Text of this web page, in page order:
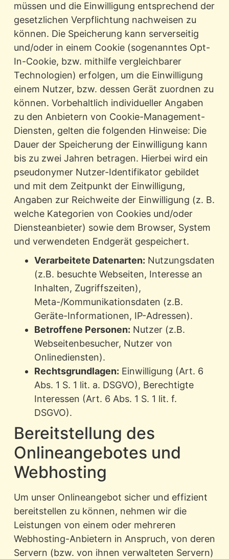
müssen und die Einwilligung entsprechend der
gesetzlichen Verpflichtung nachweisen zu
können. Die Speicherung kann serverseitig
und/oder in einem Cookie (sogenanntes Opt-
In-Cookie, bzw. mithilfe vergleichbarer
Technologien) erfolgen, um die Einwilligung
einem Nutzer, bzw. dessen Gerät zuordnen zu
können. Vorbehaltlich individueller Angaben
zu den Anbietern von Cookie-Management-
Diensten, gelten die folgenden Hinweise: Die
Dauer der Speicherung der Einwilligung kann
bis zu zwei Jahren betragen. Hierbei wird ein
pseudonymer Nutzer-Identifikator gebildet
und mit dem Zeitpunkt der Einwilligung,
Angaben zur Reichweite der Einwilligung (z. B.
welche Kategorien von Cookies und/oder
Diensteanbieter) sowie dem Browser, System
und verwendeten Endgerät gespeichert.
Verarbeitete Datenarten: Nutzungsdaten
(z.B. besuchte Webseiten, Interesse an
Inhalten, Zugriffszeiten),
Meta-/Kommunikationsdaten (z.B.
Geräte-Informationen, IP-Adressen).
Betroffene Personen: Nutzer (z.B.
Webseitenbesucher, Nutzer von
Onlinediensten).
Rechtsgrundlagen: Einwilligung (Art. 6
Abs. 1 S. 1 lit. a. DSGVO), Berechtigte
Interessen (Art. 6 Abs. 1 S. 1 lit. f.
DSGVO).
Bereitstellung des
Onlineangebotes und
Webhosting
Um unser Onlineangebot sicher und effizient
bereitstellen zu können, nehmen wir die
Leistungen von einem oder mehreren
Webhosting-Anbietern in Anspruch, von deren
Servern (bzw. von ihnen verwalteten Servern)